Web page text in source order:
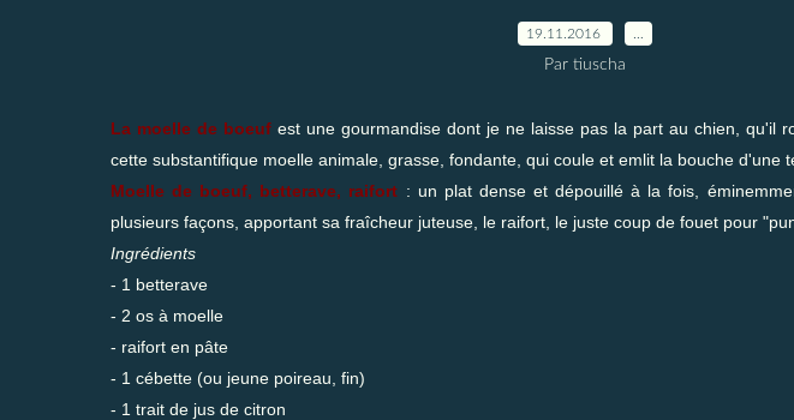
19.11.2016
Par tiuscha
La moelle de boeuf est une gourmandise dont je ne laisse pas la part au chien, qu'il
cette substantifique moelle animale, grasse, fondante, qui coule et emlit la bouche d'une
Moelle de boeuf, betterave, raifort : un plat dense et dépouillé à la fois,
plusieurs façons, apportant sa fraîcheur juteuse, le raifort, le juste coup de fouet pour
Ingrédients
- 1 betterave
- 2 os à moelle
- raifort en pâte
- 1 cébette (ou jeune poireau, fin)
- 1 trait de jus de citron